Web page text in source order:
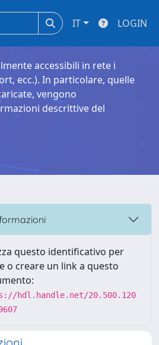
IT LOGIN
accessibili in rete i
ecc.). In particolare, quelle
vengono
descrittive del
questo identificativo per
o creare un link a questo
hdl.handle.net/20.500.120